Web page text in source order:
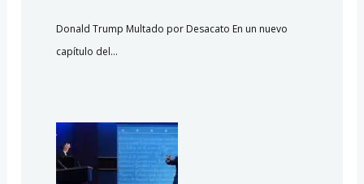
Donald Trump Multado por Desacato En un nuevo
capítulo del…